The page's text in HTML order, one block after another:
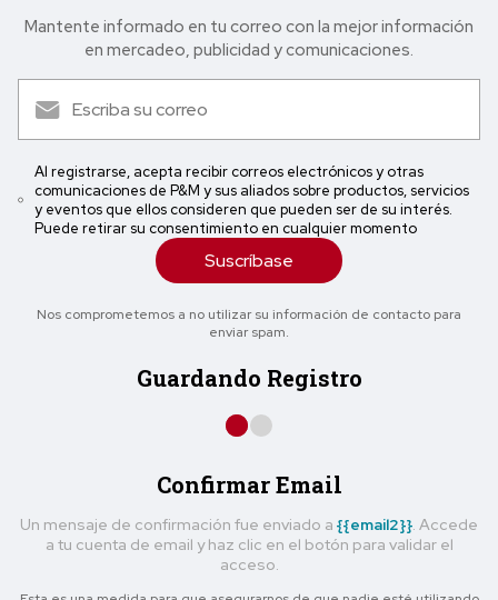
Mantente informado en tu correo con la mejor in formación
en mercadeo, publicidad y comunicaciones.
Al registrarse, acepta recibir correos electrónicos y otras
comunicaciones de P&M y sus aliados sobre productos, servicios
y eventos que ellos consideren que pueden ser de su interés.
Puede retirar su consentimiento en cualquier momento
Suscríbase
Nos comprometemos a no utilizar su información de contacto para
enviar spam.
Guardando Registro
Confirmar Email
Un mensaje de confirmación fue enviado a {{email2}} . Accede
a tu cuenta de email y haz clic en el botón para validar el
acceso.